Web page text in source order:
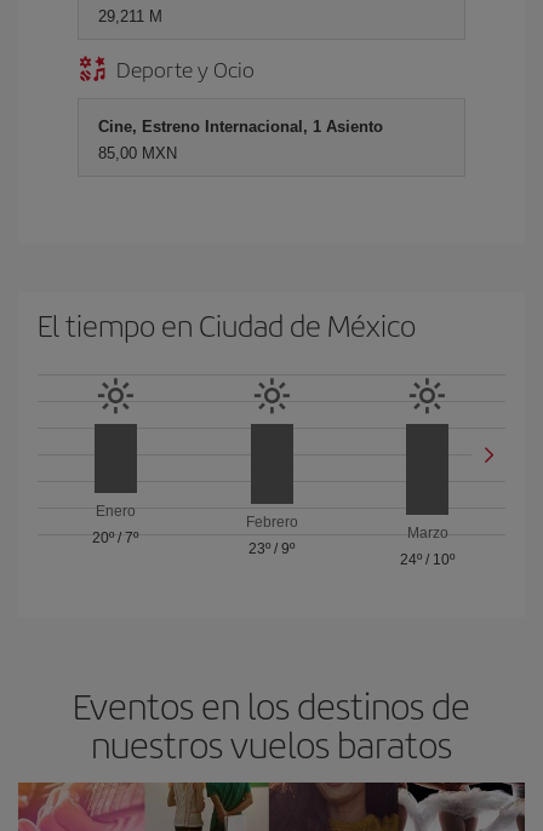
29,211 M
Deporte y Ocio
Cine, Estreno Internacional, 1 Asiento
85,00 MXN
El tiempo en Ciudad de México
Enero
20º/7º
Febrero
23º / 9º
Marzo
24º / 10º
Eventos en los destinos de
nuestros vuelos baratos